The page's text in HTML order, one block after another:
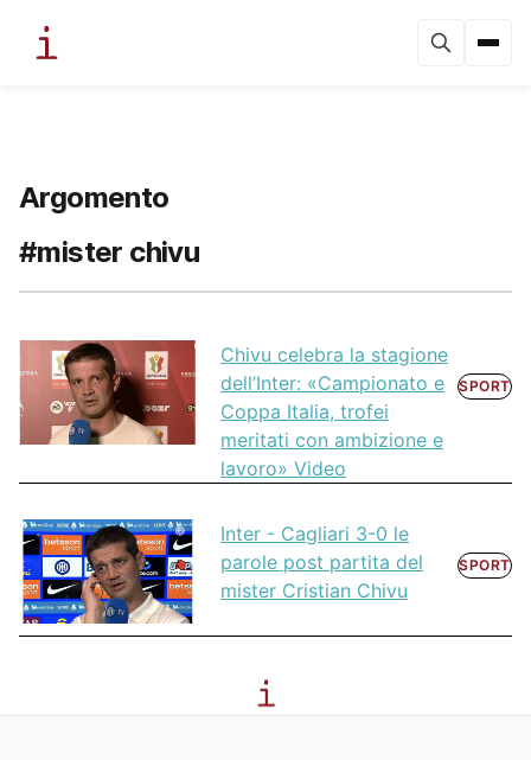
Argomento
#mister chivu
Chivu celebra la stagione
dell’Inter: «Campionato e
Coppa Italia, trofei
meritati con ambizione e
lavoro» Video
SPORT
Inter - Cagliari 3-0 le
parole post partita del
mister Cristian Chivu
SPORT